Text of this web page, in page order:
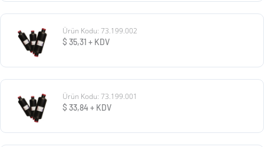
Ürün Kodu: 73.199.002
$ 35,31 + KDV
Ürün Kodu: 73.199.001
$ 33,84+ KDV